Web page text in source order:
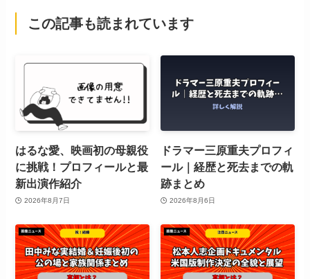
この記事も読まれています
はるな愛、映画初の母親役
に挑戦！プロフィールと最
新出演作紹介
2026年8月7日
ドラマー三原重夫プロフィ
ール｜経歴と死去までの軌
跡まとめ
2026年8月6日